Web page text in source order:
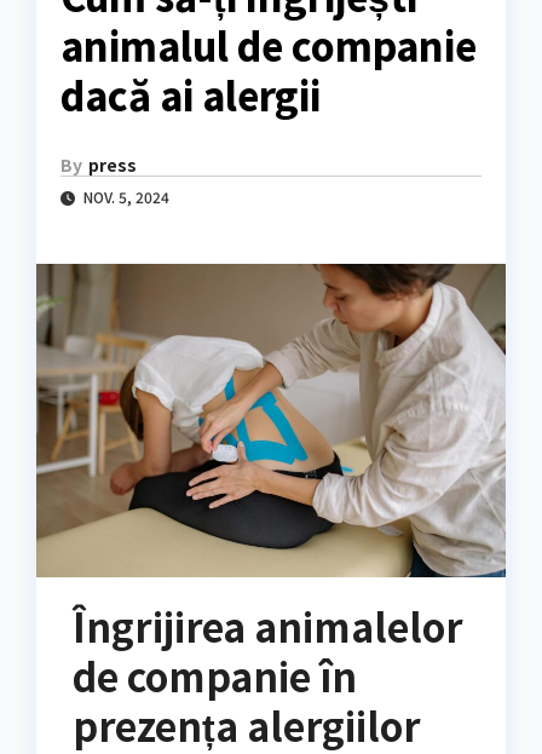
animalul de companie
dacă ai alergii
By press
NOV. 5, 2024
Îngrijirea animalelor
de companie în
prezența alergiilor